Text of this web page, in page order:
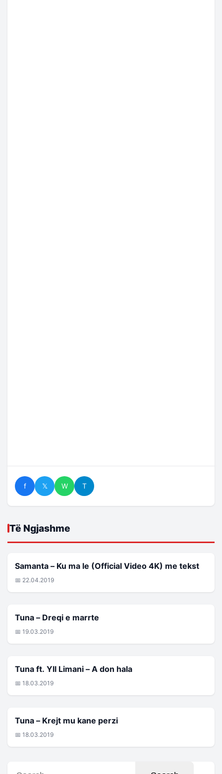
f 𝕏 W T
Të Ngjashme
KËNGET E FUNDIT
Samanta – Ku ma le (Official Video 4K) me tekst
📅 22.04.2019
KËNGET E FUNDIT
Tuna – Dreqi e marrte
📅 19.03.2019
KËNGET E FUNDIT
Tuna ft. Yll Limani – A don hala
📅 18.03.2019
KËNGET E FUNDIT
Tuna – Krejt mu kane perzi
📅 18.03.2019